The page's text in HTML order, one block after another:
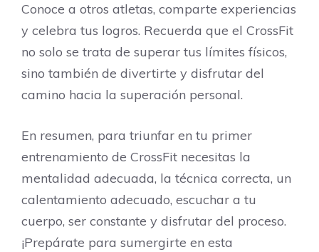
Conoce a otros atletas, comparte experiencias
y celebra tus logros. Recuerda que el CrossFit
no solo se trata de superar tus límites físicos,
sino también de divertirte y disfrutar del
camino hacia la superación personal.
En resumen, para triunfar en tu primer
entrenamiento de CrossFit necesitas la
mentalidad adecuada, la técnica correcta, un
calentamiento adecuado, escuchar a tu
cuerpo, ser constante y disfrutar del proceso.
¡Prepárate para sumergirte en esta